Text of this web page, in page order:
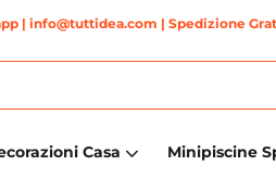
| info@tuttidea.com | Spedizione
Casa Minipiscine